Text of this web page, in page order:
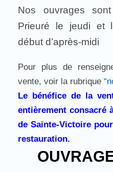
Nos ouvrages
Prieuré le jeudi et
début d’après-midi
Pour plus de
vente, voir la rubrique
Le bénéfice de la
entièrement consacré
de Sainte-Victoire
restauration.